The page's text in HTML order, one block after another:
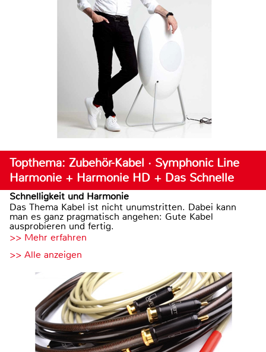
Topthema: Zubehör-Kabel · Symphonic Line
Harmonie + Harmonie HD + Das Schnelle
Schnelligkeit und Harmonie
Das Thema Kabel ist nicht unumstritten. Dabei kann
man es ganz pragmatisch angehen: Gute Kabel
ausprobieren und fertig.
>> Mehr erfahren
>> Alle anzeigen